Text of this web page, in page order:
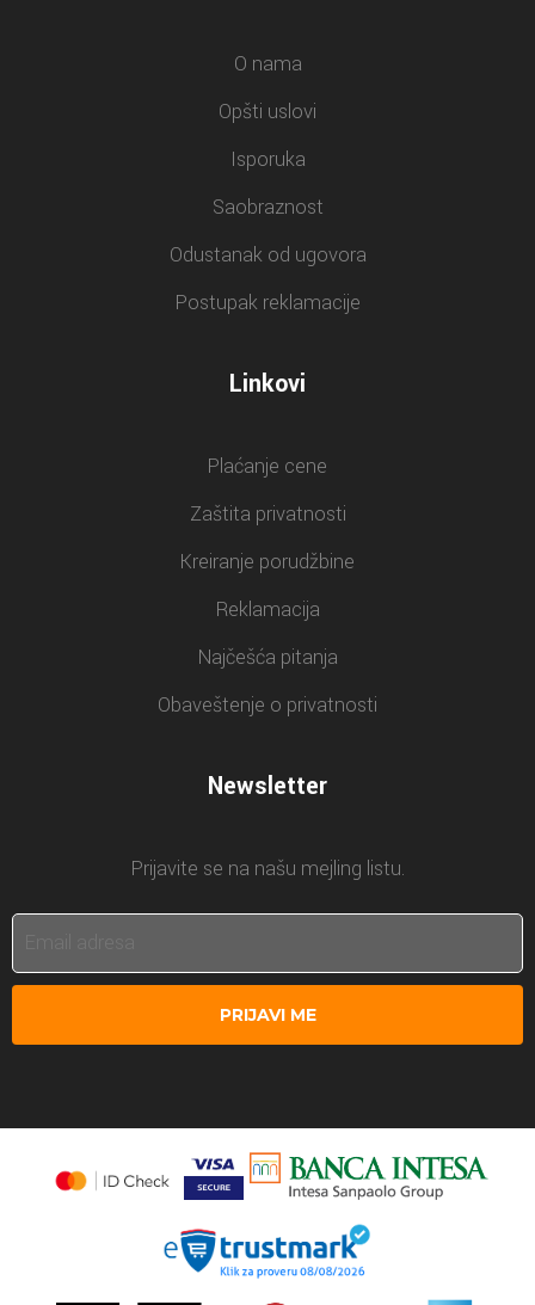
O nama
Opšti uslovi
Isporuka
Saobraznost
Odustanak od ugovora
Postupak reklamacije
Linkovi
Plaćanje cene
Zaštita privatnosti
Kreiranje porudžbine
Reklamacija
Najčešća pitanja
Obaveštenje o privatnosti
Newsletter
Prijavite se na našu mejling listu.
PRIJAVI ME